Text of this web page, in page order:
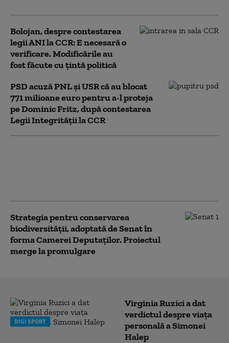
Bolojan, despre contestarea
legii ANI la CCR: E necesară o
verificare. Modificările au
fost făcute cu țintă politică
PSD acuză PNL şi USR că au blocat
771 milioane euro pentru a-l proteja
pe Dominic Fritz, după contestarea
Legii Integrității la CCR
Strategia pentru conservarea
biodiversității, adoptată de Senat în
forma Camerei Deputaților. Proiectul
merge la promulgare
DIGI SPORT
Virginia Ruzici a dat
verdictul despre viața
personală a Simonei
Halep